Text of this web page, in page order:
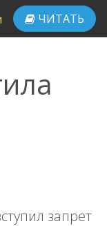
ЧИТАТЬ
запрет